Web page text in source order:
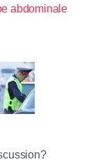
abdominale